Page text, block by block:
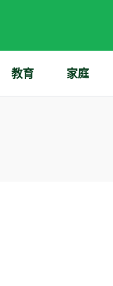
教育 家庭